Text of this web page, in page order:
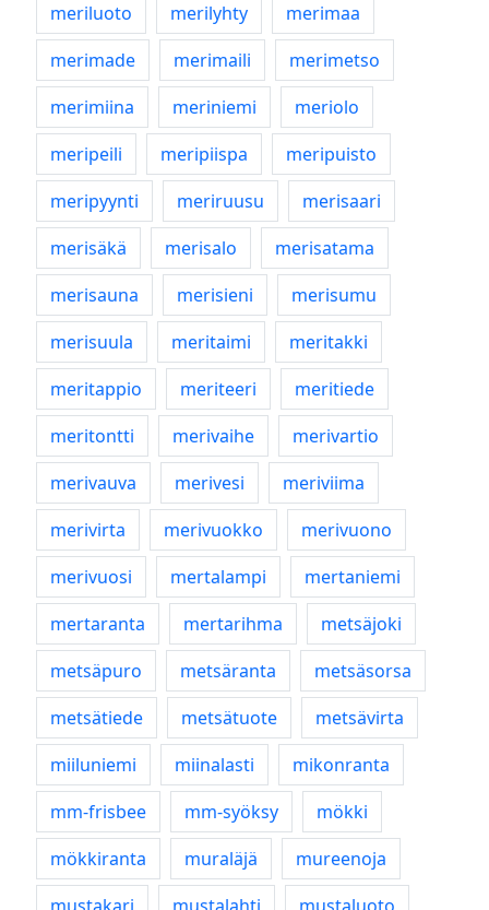
meriluoto
merilyhty
merimaa
merimade
merimaili
merimetso
merimiina
meriniemi
meriolo
meripeili
meripiispa
meripuisto
meripyynti
meriruusu
merisaari
merisäkä
merisalo
merisatama
merisauna
merisieni
merisumu
merisuula
meritaimi
meritakki
meritappio
meriteeri
meritiede
meritontti
merivaihe
merivartio
merivauva
merivesi
meriviima
merivirta
merivuokko
merivuono
merivuosi
mertalampi
mertaniemi
mertaranta
mertarihma
metsäjoki
metsäpuro
metsäranta
metsäsorsa
metsätiede
metsätuote
metsävirta
miiluniemi
miinalasti
mikonranta
mm-frisbee
mm-syöksy
mökki
mökkiranta
muraläjä
mureenoja